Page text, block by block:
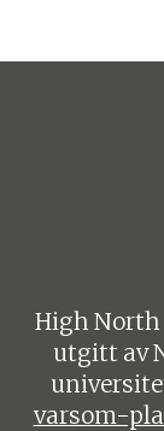
High North
utgitt av
varsom-